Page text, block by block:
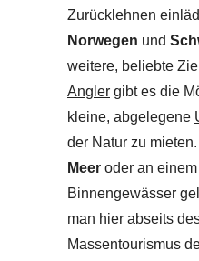
Zurücklehnen
Norwegen und
weitere, beliebte
Angler gibt es die
kleine, abgelegene
der Natur zu mieten.
Meer oder an einem
Binnengewässer
man hier abseits
Massentourismus